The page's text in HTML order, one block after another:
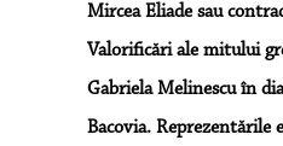
Mircea Eliade sau
Valorificări ale mitului
Gabriela Melinescu în
Bacovia. Reprezentările